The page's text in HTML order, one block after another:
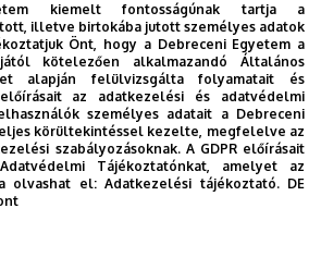
mellék
/ 86902
út 138
kiemelt fontosságúnak tartja a
illetve birtokába jutott személyes adatok
Önt, hogy a Debreceni Egyetem a
kötelezően alkalmazandó Általános
alapján felülvizsgálta folyamatait és
az adatkezelési és adatvédelmi
személyes adatait a Debreceni
körültekintéssel kezelte, megfelelve az
szabályozásoknak. A GDPR előírásait
Tájékoztatónkat, amelyet az
olvashat el:Adatkezelési tájékoztató. DE